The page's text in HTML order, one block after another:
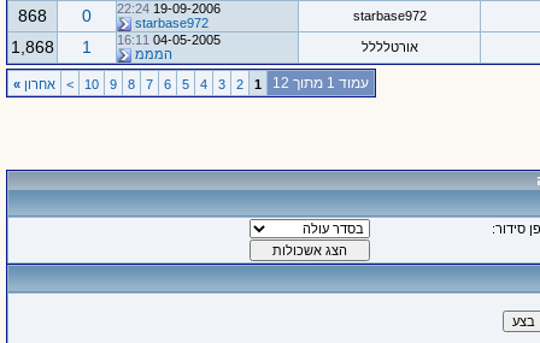
starbase972
19-09-2006
22:24
starbase972
0
868
אורטלללל 04-05-2005
16:11
המממ
1
1,868
עמוד 1 מתוך 12 1
2
3
4
5
6
7
8
9
10
> אחרון »
סידור: